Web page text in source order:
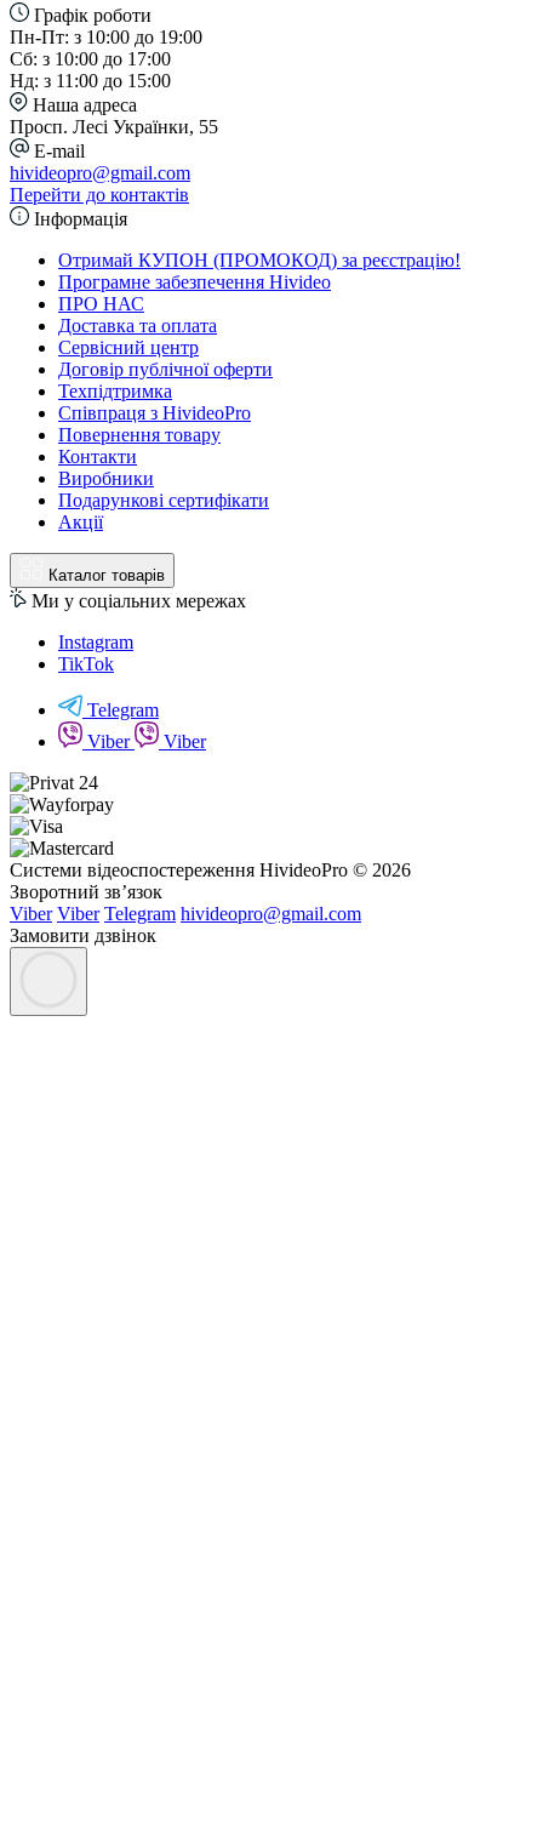
Графік роботи
Пн-Пт: з 10:00 до 19:00
Сб: з 10:00 до 17:00
Нд: з 11:00 до 15:00
Наша адреса
Просп. Лесі Українки, 55
E-mail
hivideopro@gmail.com
Перейти до контактів
Інформація
Отримай КУПОН (ПРОМОКОД) за реєстрацію!
Програмне забезпечення Hivideo
ПРО НАС
Доставка та оплата
Сервісний центр
Договір публічної оферти
Техпідтримка
Співпраця з HivideoPro
Повернення товару
Контакти
Виробники
Подарункові сертифікати
Акції
Каталог товарів
Ми у соціальних мережах
Instagram
TikTok
Telegram
Viber
Viber
Системи відеоспостереження HivideoPro © 2026
Зворотний зв’язок
Viber Viber Telegram hivideopro@gmail.com
Замовити дзвінок